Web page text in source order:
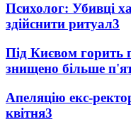
Психолог: Убивці
здійснити ритуал3
Під Києвом горить
знищено більше
Апеляцію екс-
квітня3